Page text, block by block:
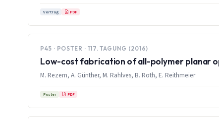
Vortrag PDF
P45 · POSTER · 117. TAGUNG (2016)
Low-cost fabrication of all-polymer planar
M. Rezem, A. Günther, M. Rahlves, B. Roth, E. Reithmeier
Poster PDF